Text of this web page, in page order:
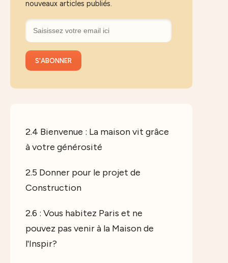
nouveaux articles publiés.
2.4 Bienvenue : La maison vit grâce
à votre générosité
2.5 Donner pour le projet de
Construction
2.6 : Vous habitez Paris et ne
pouvez pas venir à la Maison de
l'Inspir?